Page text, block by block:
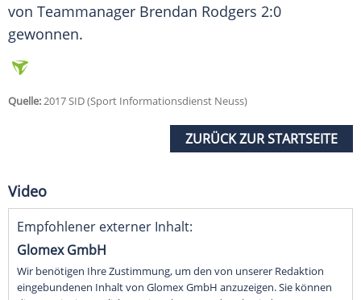
von Teammanager Brendan Rodgers 2:0
gewonnen.
Quelle:2017 SID (Sport Informationsdienst Neuss)
ZURÜCK ZUR STARTSEITE
Video
Empfohlener externer Inhalt:
Glomex GmbH
Wir benötigen Ihre Zustimmung, um den von unserer Redaktion
eingebundenen Inhalt von Glomex GmbH anzuzeigen. Sie können